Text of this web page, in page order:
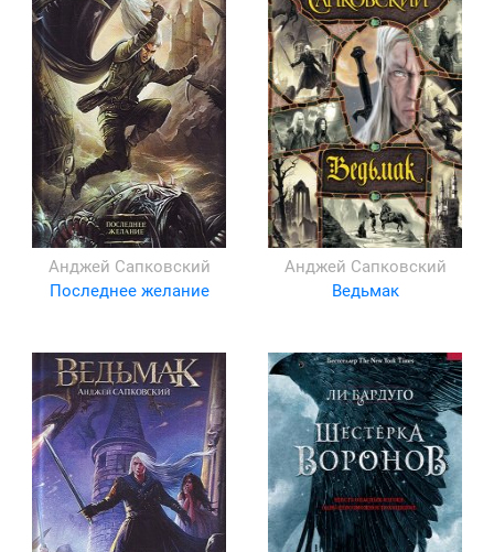
Анджей Сапковский
Последнее желание
Анджей Сапковский
Ведьмак